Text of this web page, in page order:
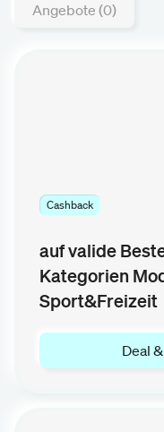
Angebote (0)
Cashback
auf valide
Kategorien
Sport&Freizeit
Deal